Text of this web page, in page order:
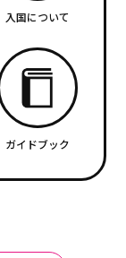
入国について
ガイドブック